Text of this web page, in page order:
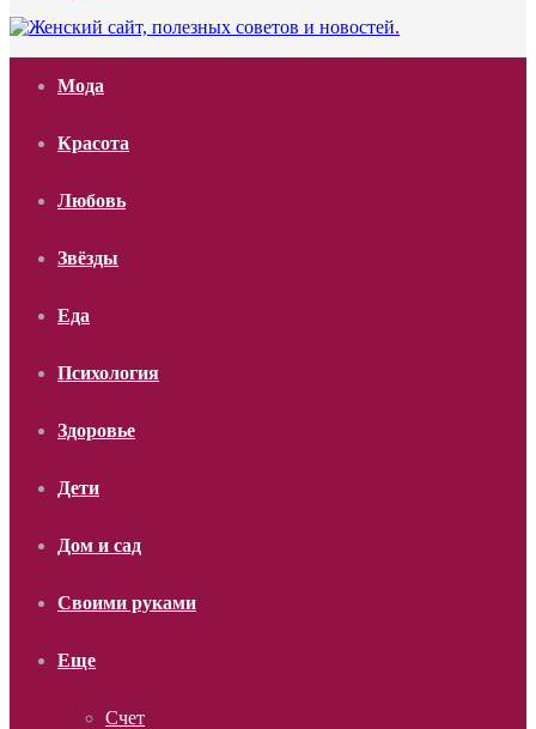
Мода
Красота
Любовь
Звёзды
Еда
Психология
Здоровье
Дети
Дом и сад
Своими руками
Еще
Счет